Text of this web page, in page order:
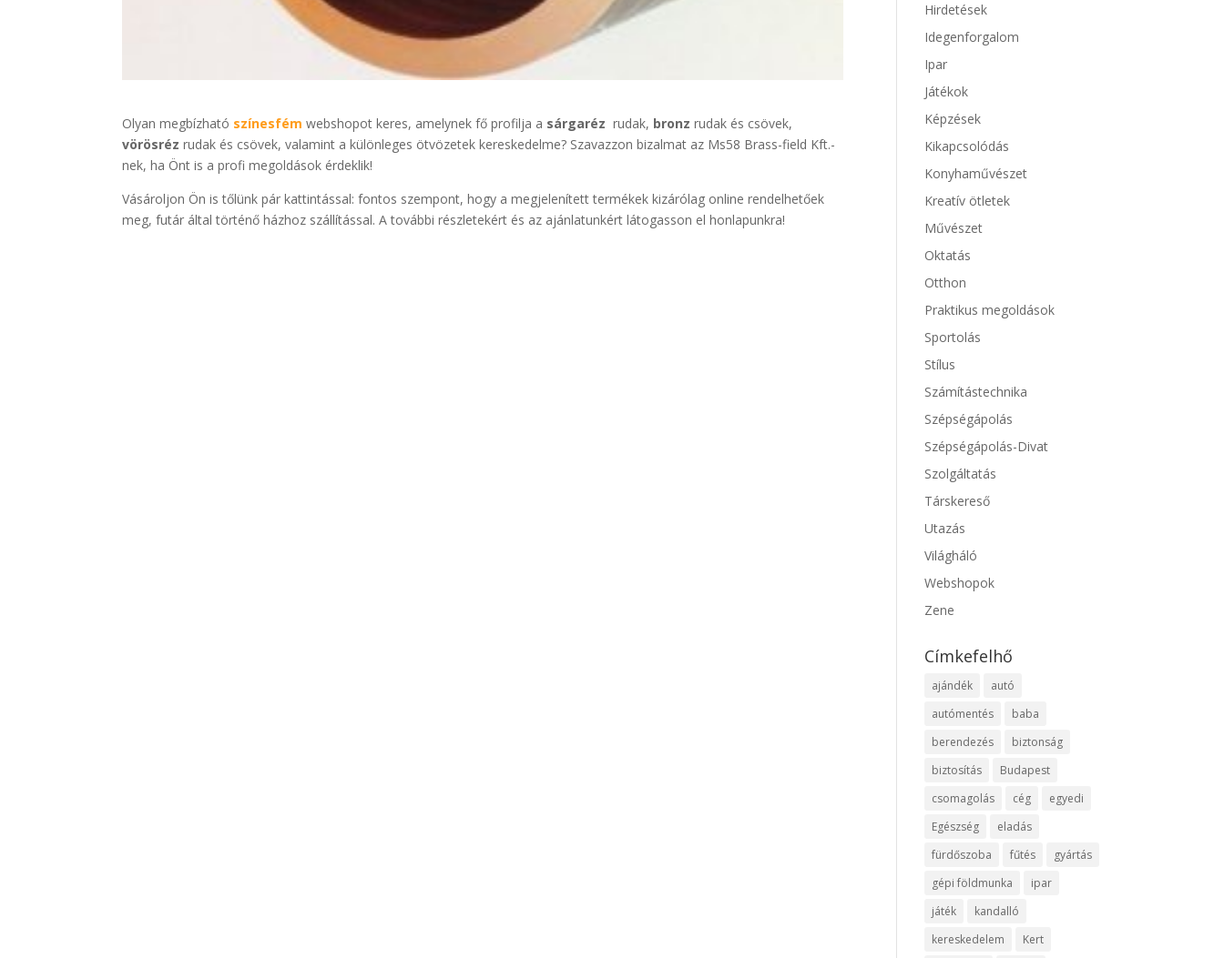
Olyan megbízható színesfém webshopot keres, amelynek fő profilja a sárgaréz rudak, bronz rudak és csövek,
vörösréz rudak és csövek, valamint a különleges ötvözetek kereskedelme? Szavazzon bizalmat az Ms58 Brass-field Kft.-
nek, ha Önt is a profi megoldások érdeklik!
Vásároljon Ön is tőlünk pár kattintással: fontos szempont, hogy a megjelenített termékek kizárólag online rendelhetőek
meg, futár által történő házhoz szállítással. A további részletekért és az ajánlatunkért látogasson el honlapunkra!
Hirdetések
Idegenforgalom
Ipar
Játékok
Képzések
Kikapcsolódás
Konyhaművészet
Kreatív ötletek
Művészet
Oktatás
Otthon
Praktikus megoldások
Sportolás
Stílus
Számítástechnika
Szépségápolás
Szépségápolás-Divat
Szolgáltatás
Társkereső
Utazás
Világháló
Webshopok
Zene
Címkefelhő
ajándék
autó
autómentés
baba
berendezés
biztonság
biztosítás
Budapest
csomagolás
cég
egyedi
Egészség
eladás
fürdőszoba
fűtés
gyártás
gépi földmunka
ipar
játék
kandalló
kereskedelem
Kert